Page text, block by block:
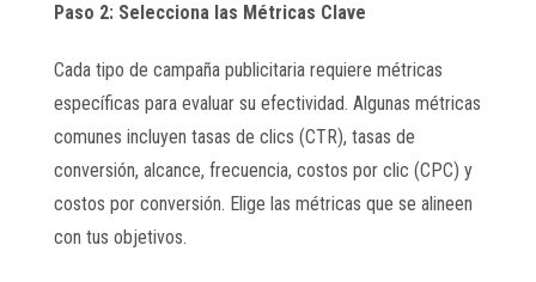
Paso 2: Selecciona las Métricas Clave
Cada tipo de campaña publicitaria requiere métricas
específicas para evaluar su efectividad. Algunas métricas
comunes incluyen tasas de clics (CTR), tasas de
conversión, alcance, frecuencia, costos por clic (CPC) y
costos por conversión. Elige las métricas que se alineen
con tus objetivos.